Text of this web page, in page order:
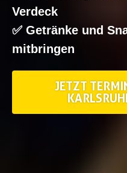
Verdeck
✅ Getränke und
mitbringen
JETZT